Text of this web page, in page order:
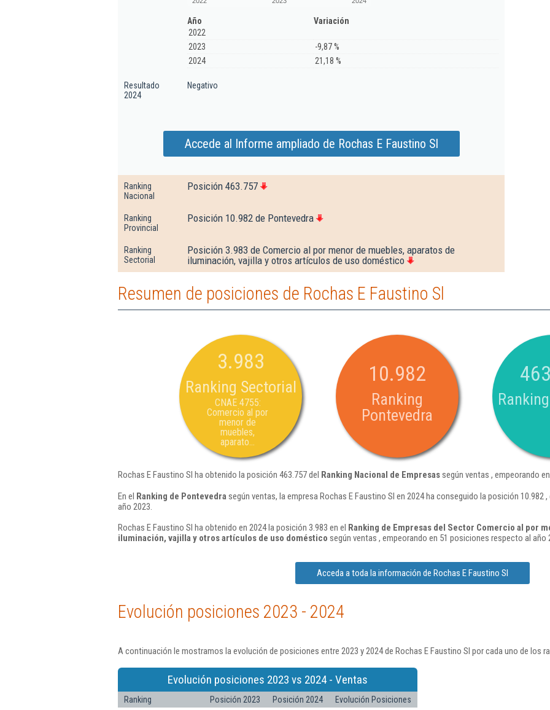
Año
Variación
2022
2023
-9,87 %
2024
21,18 %
Resultado
2024
Negativo
Accede al Informe ampliado de Rochas E Faustino Sl
Ranking
Nacional
Posición 463.757
Ranking
Provincial
Posición 10.982 de Pontevedra
Ranking
Sectorial
Posición 3.983 de Comercio al por menor de muebles, aparatos de
iluminación, vajilla y otros artículos de uso doméstico
Resumen de posiciones de Rochas E Faustino Sl
3.983
Ranking Sectorial
CNAE 4755:
Comercio al por
menor de
muebles,
aparato...
10.982
Ranking
Pontevedra
Rochas E Faustino Sl ha obtenido la posición 463.757 del Ranking Nacional de Empresassegún ventas , empeorando
En el Ranking de Pontevedra según ventas, la empresa Rochas E Faustino Sl en 2024 ha conseguido la posición
año 2023.
Rochas E Faustino Sl ha obtenido en 2024 la posición 3.983 en el Ranking de Empresas del Sector Comercio al por
iluminación, vajilla y otros artículos de uso doméstico según ventas , empeorando en 51 posiciones respecto al año
Acceda a toda la información de Rochas E Faustino Sl
Evolución posiciones 2023 - 2024
A continuación le mostramos la evolución de posiciones entre 2023 y 2024 de Rochas E Faustino Sl por cada uno de los
Evolución posiciones 2023 vs 2024 - Ventas
Ranking Posición 2023 Posición 2024
Evolución Posiciones